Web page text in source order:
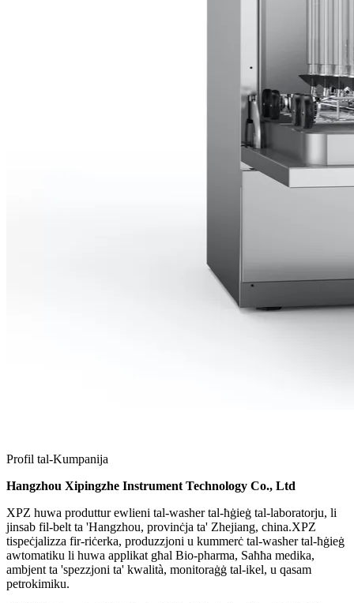
Profil tal-Kumpanija
Hangzhou Xipingzhe Instrument Technology Co., Ltd
XPZ huwa produttur ewlieni tal-washer tal-ħġieġ tal-laboratorju, li
jinsab fil-belt ta 'Hangzhou, provinċja ta' Zhejiang, china.XPZ
tispeċjalizza fir-riċerka, produzzjoni u kummerċ tal-washer tal-ħġieġ
awtomatiku li huwa applikat għal Bio-pharma, Saħħa medika,
ambjent ta 'spezzjoni ta' kwalità, monitoraġġ tal-ikel, u qasam
petrokimiku.